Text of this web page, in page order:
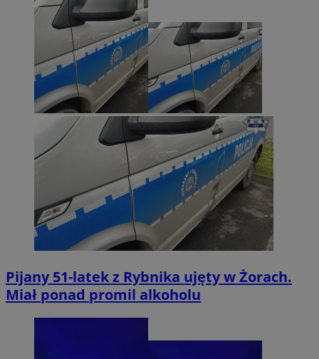
Pijany 51-latek z Rybnika ujęty w Żorach.
Miał ponad promil alkoholu